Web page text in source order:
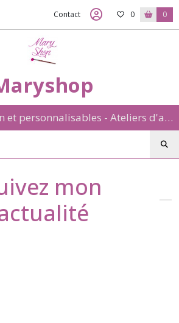
Contact 0 0
Cadeaux faits main et personnalisables - Ateliers d'art créatif: aquarelle et porcelaine froide
mon